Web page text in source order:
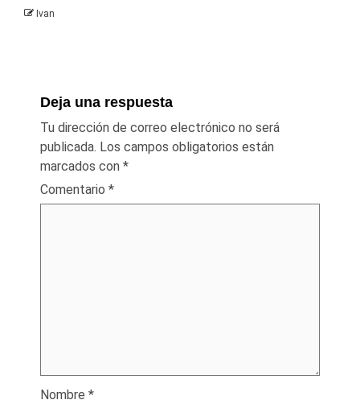
Ivan
Deja una respuesta
Tu dirección de correo electrónico no será
publicada. Los campos obligatorios están
marcados con *
Comentario *
Nombre *